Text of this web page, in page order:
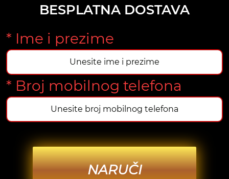
BESPLATNA DOSTAVA
* Ime i prezime
* Broj mobilnog telefona
NARUČI